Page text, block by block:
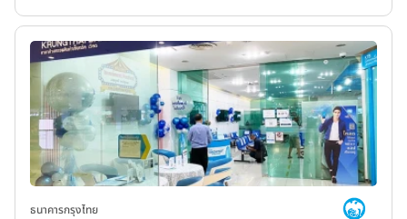
ธนาคารกรุงไทย